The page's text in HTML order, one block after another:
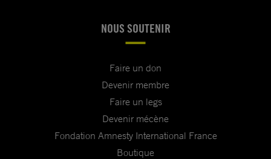
NOUS SOUTENIR
Faire un don
Devenir membre
Faire un legs
Devenir mécène
Fondation Amnesty International France
Boutique